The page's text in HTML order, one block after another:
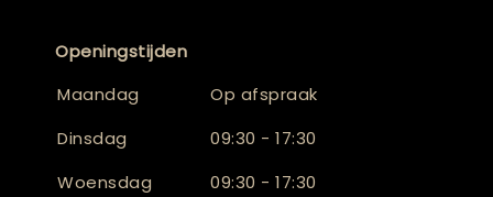
Openingstijden
Maandag
Op afspraak
Dinsdag
09:30 - 17:30
Woensdag
09:30 - 17:30